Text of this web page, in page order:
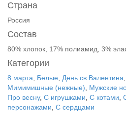
Страна
Россия
Состав
80% хлопок, 17% полиамид, 3%
Категории
8 марта Белые День св Валентина
Мимимишные (нежные)
Мужские
Про весну, С игрушками С котами
персонажами С сердцами